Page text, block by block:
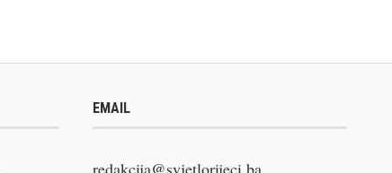
EMAIL
redakcija@svjetlorijeci.ba